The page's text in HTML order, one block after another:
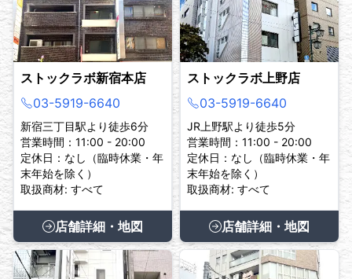
また、鑑定証、保証書（ギャランティーカード）、
箱、保存袋、タグなど、商品を証明できるものをお
持ちの場合はご一緒にお持ちください。
ストックラボ新宿本店
03-5919-6640
新宿三丁目駅より徒歩6分
営業時間：11:00 - 20:00
定休日：なし（臨時休業・年
末年始を除く）
取扱商材: すべて
店舗詳細・地図
ストックラボ上野店
03-5919-6640
JR上野駅より徒歩5分
営業時間：11:00 - 20:00
定休日：なし（臨時休業・年
末年始を除く）
取扱商材: すべて
店舗詳細・地図